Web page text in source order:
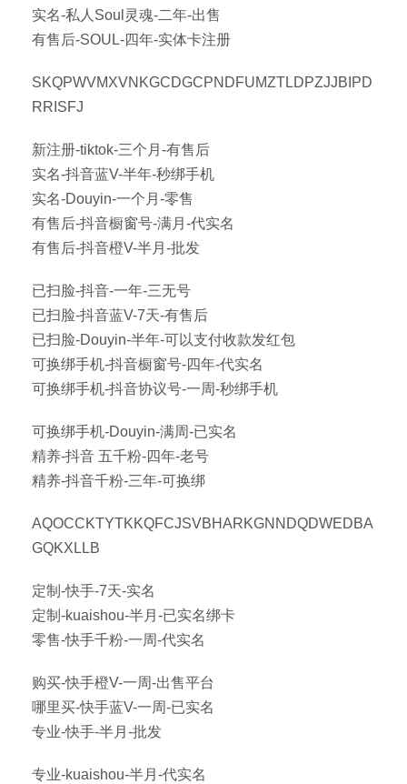
实名-私人Soul灵魂-二年-出售
有售后-SOUL-四年-实体卡注册
SKQPWVMXVNKGCDGCPNDFUMZTLDPZJJBIPD
RRISFJ
新注册-tiktok-三个月-有售后
实名-抖音蓝V-半年-秒绑手机
实名-Douyin-一个月-零售
有售后-抖音橱窗号-满月-代实名
有售后-抖音橙V-半月-批发
已扫脸-抖音-一年-三无号
已扫脸-抖音蓝V-7天-有售后
已扫脸-Douyin-半年-可以支付收款发红包
可换绑手机-抖音橱窗号-四年-代实名
可换绑手机-抖音协议号-一周-秒绑手机
可换绑手机-Douyin-满周-已实名
精养-抖音 五千粉-四年-老号
精养-抖音千粉-三年-可换绑
AQOCCKTYTKKQFCJSVBHARKGNNDQDWEDBA
GQKXLLB
定制-快手-7天-实名
定制-kuaishou-半月-已实名绑卡
零售-快手千粉-一周-代实名
购买-快手橙V-一周-出售平台
哪里买-快手蓝V-一周-已实名
专业-快手-半月-批发
专业-kuaishou-半月-代实名